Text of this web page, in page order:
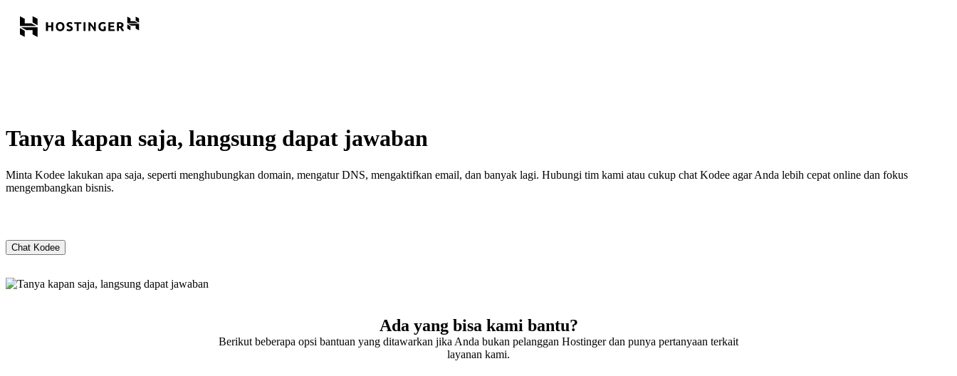
Tanya kapan saja, langsung dapat jawaban
Minta Kodee lakukan apa saja, seperti menghubungkan domain, mengatur DNS, mengaktifkan email, dan banyak lagi. Hubungi tim kami atau cukup chat Kodee agar Anda lebih cepat online dan fokus
mengembangkan bisnis.
Chat Kodee
Ada yang bisa kami bantu?
Berikut beberapa opsi bantuan yang ditawarkan jika Anda bukan pelanggan Hostinger dan punya pertanyaan terkait
layanan kami.